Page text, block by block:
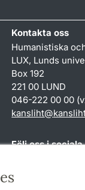
Kontakta oss
Humanistiska
LUX, Lunds
Box 192
221 00 LUND
046-222 00 00
kansliht@
Följ oss i